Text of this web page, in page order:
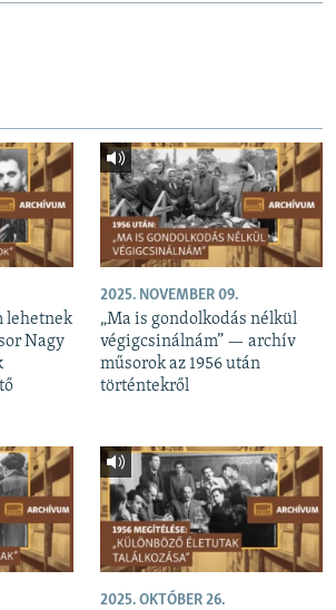
lehetnek
Nagy
2025. NOVEMBER 09.
„Ma is gondolkodás nélkül
végigcsinálnám” — archív
műsorok az 1956 után
történtekről
2025. OKTÓBER 26.